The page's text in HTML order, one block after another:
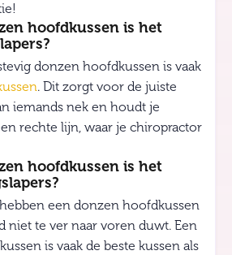
hoofdkussen is het
donzen hoofdkussen is vaak
. Dit zorgt voor de juiste
iemands nek en houdt je
rechte lijn, waar je chiropractor
hoofdkussen is het
een donzen hoofdkussen
niet te ver naar voren duwt. Een
is vaak de beste kussen als